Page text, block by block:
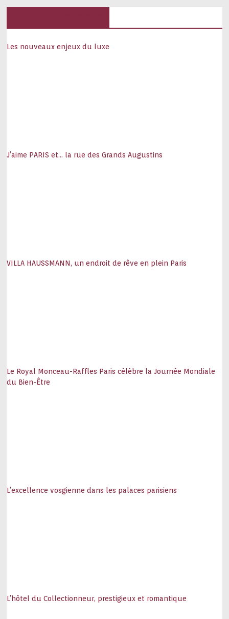
Les nouveaux enjeux du luxe
J’aime PARIS et… la rue des Grands Augustins
VILLA HAUSSMANN, un endroit de rêve en plein Paris
Le Royal Monceau-Raffles Paris célèbre la Journée Mondiale
du Bien-Être
L’excellence vosgienne dans les palaces parisiens
L’hôtel du Collectionneur, prestigieux et romantique